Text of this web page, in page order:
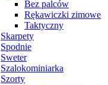
Bez palców
Rękawiczki zimowe
Taktyczny
Skarpety
Spodnie
Sweter
Szalokominiarka
Szorty